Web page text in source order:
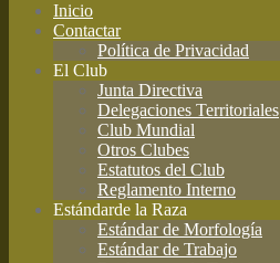
Inicio
Contactar
Política de Privacidad
El Club
Junta Directiva
Delegaciones Territoriales
Club Mundial
Otros Clubes
Estatutos del Club
Reglamento Interno
Estándarde la Raza
Estándar de Morfología
Estándar de Trabajo